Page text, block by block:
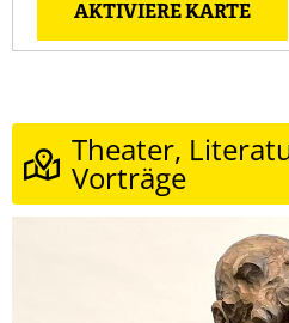
AKTIVIERE KARTE
Theater,
Vorträge